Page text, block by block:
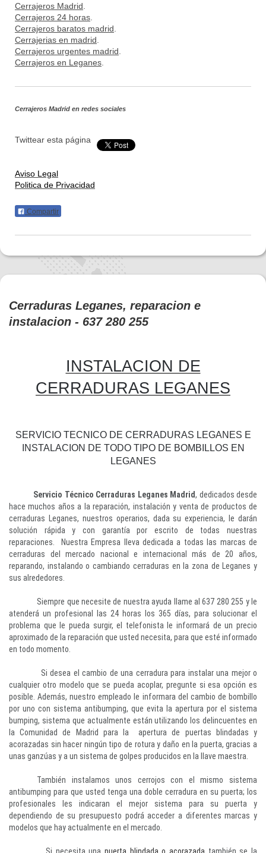
Cerrajeros Madrid
Cerrajeros 24 horas
Cerrajeros baratos madrid
Cerrajerias en madrid
Cerrajeros urgentes madrid
Cerrajeros en Leganes
Cerrajeros Madrid en redes sociales
Twittear esta página
Aviso Legal
Politica de Privacidad
Compartir
Cerraduras Leganes, reparacion e
instalacion - 637 280 255
INSTALACION DE
CERRADURAS LEGANES
SERVICIO TECNICO DE CERRADURAS LEGANES E
INSTALACION DE TODO TIPO DE BOMBILLOS EN
LEGANES
Servicio Técnico Cerraduras Leganes Madrid, dedicados desde
hace muchos años a la reparación, instalación y venta de productos de
cerraduras Leganes, nuestros operarios, dada su experiencia, le darán
solución rápida y con garantía por escrito de todas nuestras
reparaciones. Nuestra Empresa lleva dedicada a todas las marcas de
cerraduras del mercado nacional e internacional más de 20 años,
reparando, instalando o cambiando cerraduras en la zona de Leganes y
sus alrededores.
Siempre que necesite de nuestra ayuda llame al 637 280 255 y le
atenderá un profesional las 24 horas los 365 días, para solucionar el
problema que le pueda surgir, el telefonista le informará de un precio
aproximado de la reparación que usted necesita, para que esté informado
en todo momento.
Si desea el cambio de una cerradura para instalar una mejor o
cualquier otro modelo que se pueda acoplar, pregunte si esa opción es
posible. Además, nuestro empleado le informara del cambio de bombillo
por uno con sistema antibumping, que evita la apertura por el sistema
bumping, sistema que actualmente están utilizando los delincuentes en
la Comunidad de Madrid para la apertura de puertas blindadas y
acorazadas sin hacer ningún tipo de rotura y daño en la puerta, gracias a
unas ganzúas y a un sistema de golpes producidos en la llave maestra.
También instalamos unos cerrojos con el mismo sistema
antibumping para que usted tenga una doble cerradura en su puerta; los
profesionales les indicaran el mejor sistema para su puerta y
dependiendo de su presupuesto podrá acceder a diferentes marcas y
modelos que hay actualmente en el mercado.